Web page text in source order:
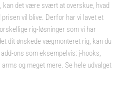
kan det være svært at overskue, hvad
vil blive. Derfor har vi lavet et
rig-løsninger som vi har
dit ønskede vægmonteret rig, kan du
add-ons som eksempelvis: j-hooks,
og meget mere. Se hele udvalget